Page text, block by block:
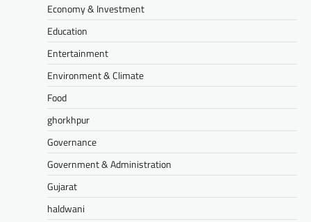
Economy & Investment
Education
Entertainment
Environment & Climate
Food
ghorkhpur
Governance
Government & Administration
Gujarat
haldwani